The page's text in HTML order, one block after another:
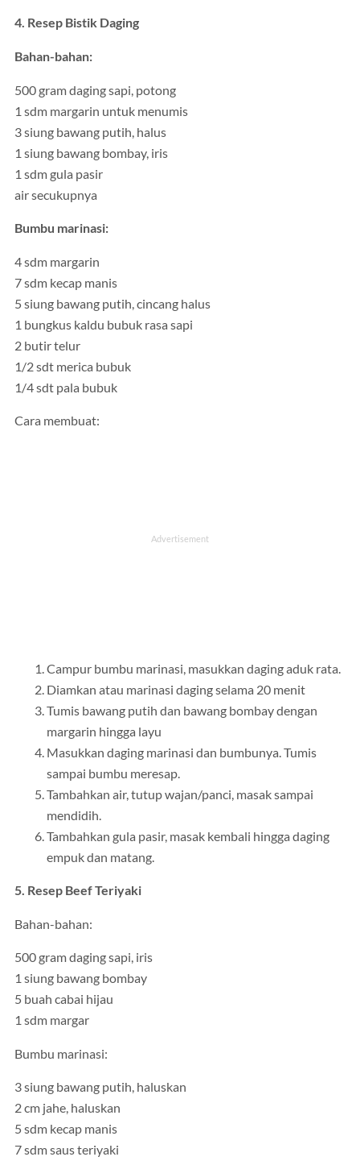
4. Resep Bistik Daging
Bahan-bahan:
500 gram daging sapi, potong
1 sdm margarin untuk menumis
3 siung bawang putih, halus
1 siung bawang bombay, iris
1 sdm gula pasir
air secukupnya
Bumbu marinasi:
4 sdm margarin
7 sdm kecap manis
5 siung bawang putih, cincang halus
1 bungkus kaldu bubuk rasa sapi
2 butir telur
1/2 sdt merica bubuk
1/4 sdt pala bubuk
Cara membuat:
Campur bumbu marinasi, masukkan daging aduk rata.
Diamkan atau marinasi daging selama 20 menit
Tumis bawang putih dan bawang bombay dengan
margarin hingga layu
Masukkan daging marinasi dan bumbunya. Tumis
sampai bumbu meresap.
Tambahkan air, tutup wajan/panci, masak sampai
mendidih.
Tambahkan gula pasir, masak kembali hingga daging
empuk dan matang.
5. Resep Beef Teriyaki
Bahan-bahan:
500 gram daging sapi, iris
1 siung bawang bombay
5 buah cabai hijau
1 sdm margar
Bumbu marinasi:
3 siung bawang putih, haluskan
2 cm jahe, haluskan
5 sdm kecap manis
7 sdm saus teriyaki